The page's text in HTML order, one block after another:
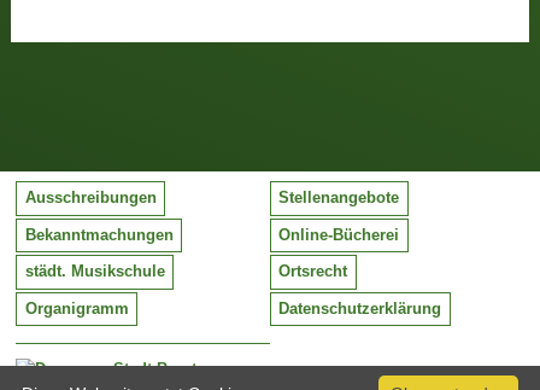
Stadt Barntrup
Ausschreibungen Stellenangebote
Bekanntmachungen Online-Bücherei
städt. Musikschule Ortsrecht
Organigramm Datenschutzerklärung